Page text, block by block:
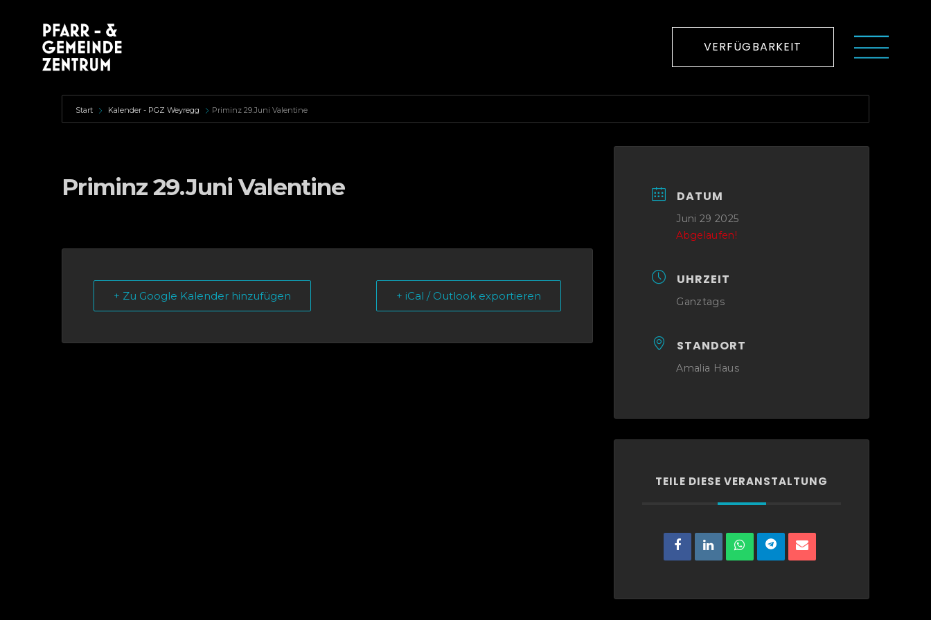
VERFÜGBARKEIT
Start Kalender - PGZ Weyregg Priminz 29.Juni Valentine
Priminz 29.Juni Valentine
+ Zu Google Kalender hinzufügen + iCal / Outlook exportieren
DATUM
Juni 29 2025
Abgelaufen!
UHRZEIT
Ganztags
STANDORT
Amalia Haus
TEILE DIESE VERANSTALTUNG